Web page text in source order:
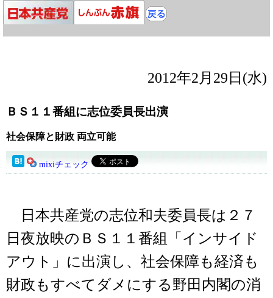
2012年2月29日(水)
ＢＳ１１番組に志位委員長出演
社会保障と財政 両立可能
mixiチェック
日本共産党の志位和夫委員長は２７
日夜放映のＢＳ１１番組「インサイド
アウト」に出演し、社会保障も経済も
財政もすべてダメにする野田内閣の消